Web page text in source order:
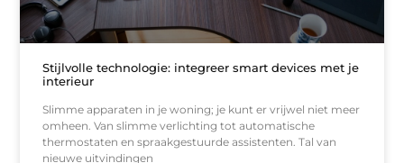
Stijlvolle technologie: integreer smart devices met je
interieur
Slimme apparaten in je woning; je kunt er vrijwel niet meer
omheen. Van slimme verlichting tot automatische
thermostaten en spraakgestuurde assistenten. Tal van
nieuwe uitvindingen